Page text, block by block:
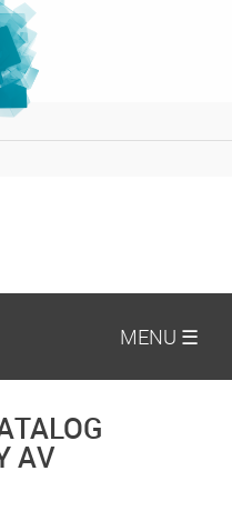
MENU ☰
AV